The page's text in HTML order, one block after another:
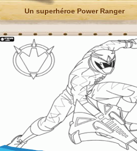
Un superhéroe Power Ranger